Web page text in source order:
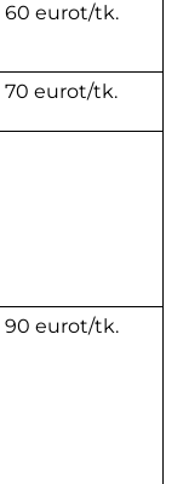
60 eurot/tk.
70 eurot/tk.
90 eurot/tk.